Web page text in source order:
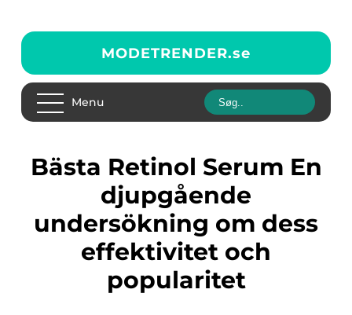
MODETRENDER.se
Menu
Bästa Retinol Serum En
djupgående
undersökning om dess
effektivitet och
popularitet